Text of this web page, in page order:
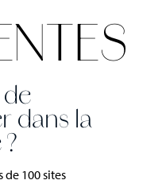
dans la
100 sites